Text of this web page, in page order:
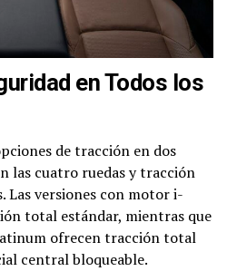
en Todos los
de tracción en dos
las cuatro ruedas y tracción
Las versiones con motor i-
total estándar, mientras que
ofrecen tracción total
central bloqueable.